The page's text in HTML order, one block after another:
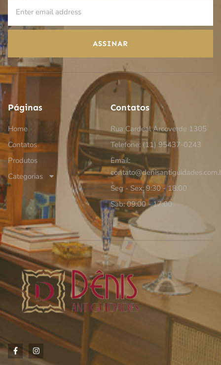
ASSINAR
Páginas
Home
Contatos
Produtos
Categorias
Contatos
Rua Cardeal Arcoverde 1305
Telefone: (11) 95437-0243
Email:
Seg - Sex: 9:30 - 18:00
Sab: 09:00 - 17:00